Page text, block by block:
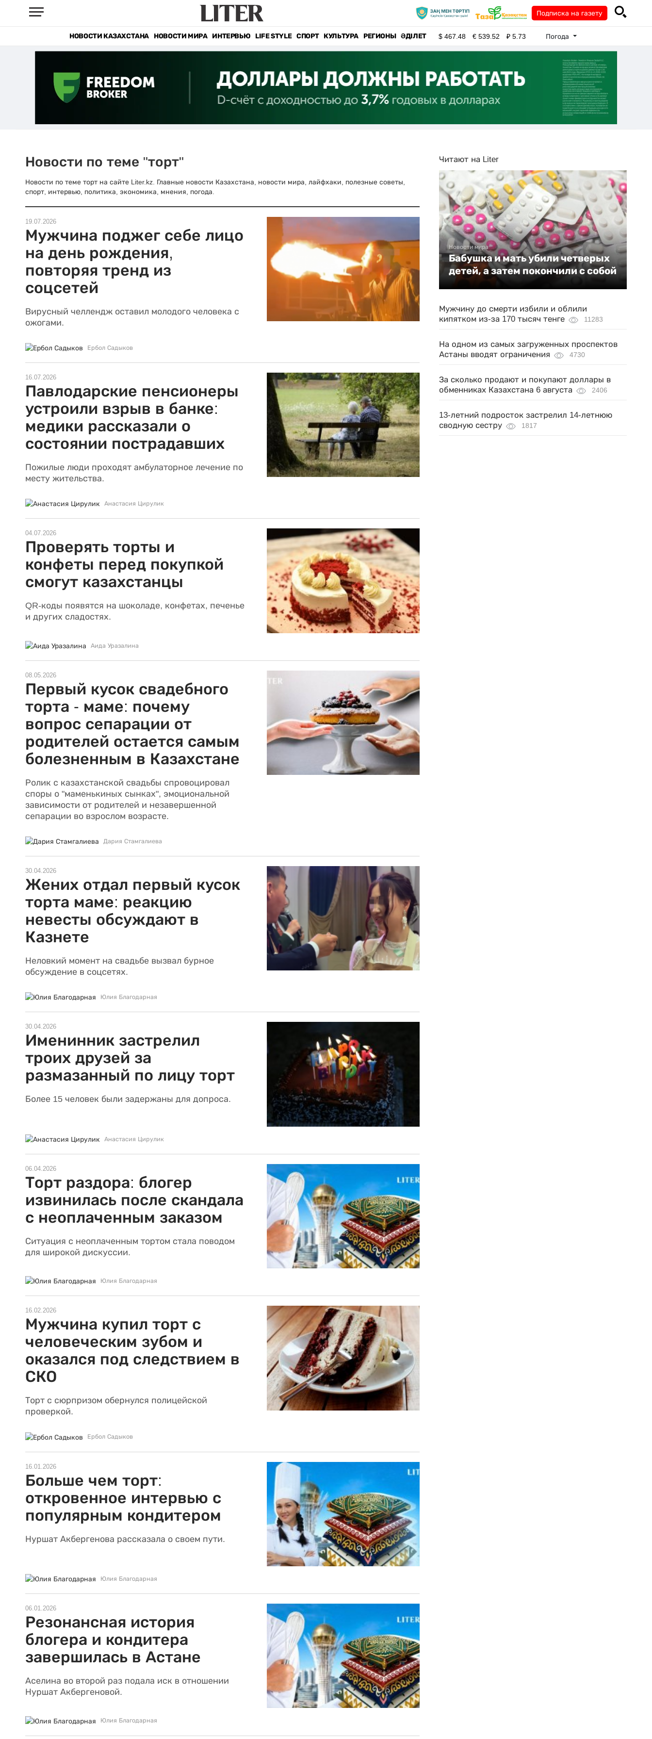
Подписка на газету
НОВОСТИ КАЗАХСТАНА НОВОСТИ МИРА ИНТЕРВЬЮ LIFE STYLE СПОРТ КУЛЬТУРА РЕГИОНЫ ӘДІЛЕТ $467.48 €539.52 ₽5.73 Погода
Новости по теме "торт"
Новости по теме торт на сайте Liter.kz. Главные новости Казахстана, новости мира, лайфхаки, полезные советы,
спорт, интервью, политика, экономика, мнения, погода.
19.07.2026
Мужчина поджег себе лицо
на день рождения,
повторяя тренд из
соцсетей
Вирусный челлендж оставил молодого человека с
ожогами.
Ербол Садыков
16.07.2026
Павлодарские пенсионеры
устроили взрыв в банке:
медики рассказали о
состоянии пострадавших
Пожилые люди проходят амбулаторное лечение по
месту жительства.
Анастасия Цирулик
04.07.2026
Проверять торты и
конфеты перед покупкой
смогут казахстанцы
QR-коды появятся на шоколаде, конфетах, печенье
и других сладостях.
Аида Уразалина
08.05.2026
Первый кусок свадебного
торта - маме: почему
вопрос сепарации от
родителей остается самым
болезненным в Казахстане
Ролик с казахстанской свадьбы спровоцировал
споры о "маменькиных сынках", эмоциональной
зависимости от родителей и незавершенной
сепарации во взрослом возрасте.
Дария Стамгалиева
30.04.2026
Жених отдал первый кусок
торта маме: реакцию
невесты обсуждают в
Казнете
Неловкий момент на свадьбе вызвал бурное
обсуждение в соцсетях.
Юлия Благодарная
30.04.2026
Именинник застрелил
троих друзей за
размазанный по лицу торт
Более 15 человек были задержаны для допроса.
Анастасия Цирулик
06.04.2026
Торт раздора: блогер
извинилась после скандала
с неоплаченным заказом
Ситуация с неоплаченным тортом стала поводом
для широкой дискуссии.
Юлия Благодарная
16.02.2026
Мужчина купил торт с
человеческим зубом и
оказался под следствием в
СКО
Торт с сюрпризом обернулся полицейской
проверкой.
Ербол Садыков
16.01.2026
Больше чем торт:
откровенное интервью с
популярным кондитером
Нуршат Акбергенова рассказала о своем пути.
Юлия Благодарная
06.01.2026
Резонансная история
блогера и кондитера
завершилась в Астане
Аселина во второй раз подала иск в отношении
Нуршат Акбергеновой.
Юлия Благодарная
Читают на Liter
Новости мира
Бабушка и мать убили четверых
детей, а затем покончили с собой
Мужчину до смерти избили и облили
кипятком из-за 170 тысяч тенге
11283
На одном из самых загруженных проспектов
Астаны вводят ограничения
4730
За сколько продают и покупают доллары в
обменниках Казахстана 6 августа
2406
13-летний подросток застрелил 14-летнюю
сводную сестру
1817